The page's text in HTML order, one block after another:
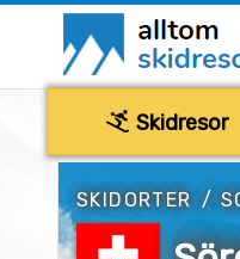
Skidresor
SKIDORTER /